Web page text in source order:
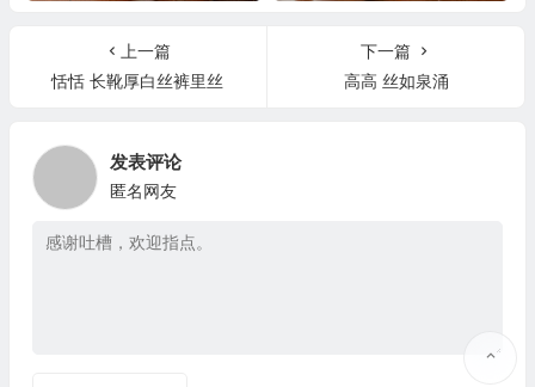
上一篇
恬恬 长靴厚白丝裤里丝
下一篇
高高 丝如泉涌
发表评论
匿名网友